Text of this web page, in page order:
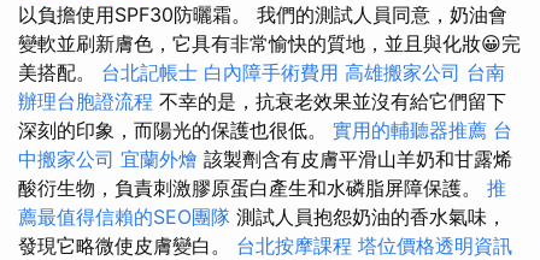
以負擔使用SPF30防曬霜。 我們的測試人員同意，奶油會
變軟並刷新膚色，它具有非常愉快的質地，並且與化妝😀完
美搭配。 台北記帳士 白內障手術費用 高雄搬家公司 台南
辦理台胞證流程 不幸的是，抗衰老效果並沒有給它們留下
深刻的印象，而陽光的保護也很低。 實用的輔聽器推薦 台
中搬家公司 宜蘭外燴 該製劑含有皮膚平滑山羊奶和甘露烯
酸衍生物，負責刺激膠原蛋白產生和水磷脂屏障保護。 推
薦最值得信賴的SEO團隊 測試人員抱怨奶油的香水氣味，
發現它略微使皮膚變白。 台北按摩課程 塔位價格透明資訊